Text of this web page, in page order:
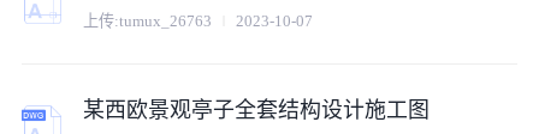
上传:tumux_26763 2023-10-07
某西欧景观亭子全套结构设计施工图